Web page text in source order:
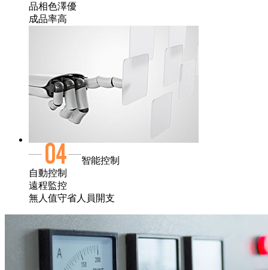
品相色澤優
成品率高
智能控制
自動控制
遠程監控
無人值守省人員開支